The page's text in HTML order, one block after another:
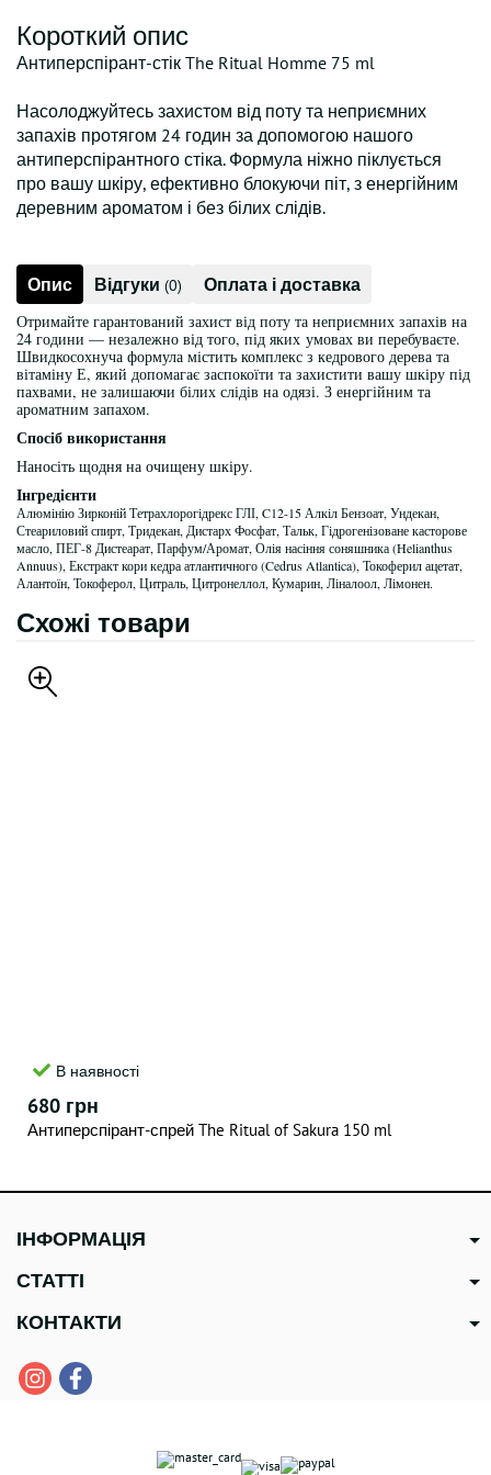
Короткий опис
Антиперспірант-стік The Ritual Homme 75 ml
Насолоджуйтесь захистом від поту та неприємних
запахів протягом 24 годин за допомогою нашого
антиперспірантного стіка. Формула ніжно піклується
про вашу шкіру, ефективно блокуючи піт, з енергійним
деревним ароматом і без білих слідів.
Опис Відгуки (0) Оплата і доставка
Отримайте гарантований захист від поту та неприємних запахів на
24 години — незалежно від того, під яких умовах ви перебуваєте.
Швидкосохнуча формула містить комплекс з кедрового дерева та
вітаміну Е, який допомагає заспокоїти та захистити вашу шкіру під
пахвами, не залишаючи білих слідів на одязі. З енергійним та
ароматним запахом.
Спосіб використання
Наносіть щодня на очищену шкіру.
Інгредієнти
Алюмінію Зирконій Тетрахлорогідрекс ГЛІ, C12-15 Алкіл Бензоат, Ундекан,
Стеариловий спирт, Тридекан, Дистарх Фосфат, Тальк, Гідрогенізоване касторове
масло, ПЕГ-8 Дистеарат, Парфум/Аромат, Олія насіння соняшника (Helianthus
Annuus), Екстракт кори кедра атлантичного (Cedrus Atlantica), Токоферил ацетат,
Алантоїн, Токоферол, Цитраль, Цитронеллол, Кумарин, Ліналоол, Лімонен.
Схожі товари
В наявності
680 грн
Антиперспірант-спрей The Ritual of Sakura 150 ml
ІНФОРМАЦІЯ
СТАТТІ
КОНТАКТИ